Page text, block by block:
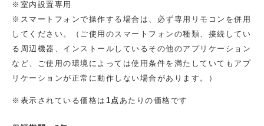
※室内設置専用
※スマートフォンで操作する場合は、必ず専用リモコンを併用
してください。（ご使用のスマートフォンの種類、接続してい
る周辺機器、インストールしているその他のアプリケーション
など、ご使用の環境によっては使用条件を満たしていてもアプ
リケーションが正常に動作しない場合があります。）
※表示されている価格は 1点あたりの価格です